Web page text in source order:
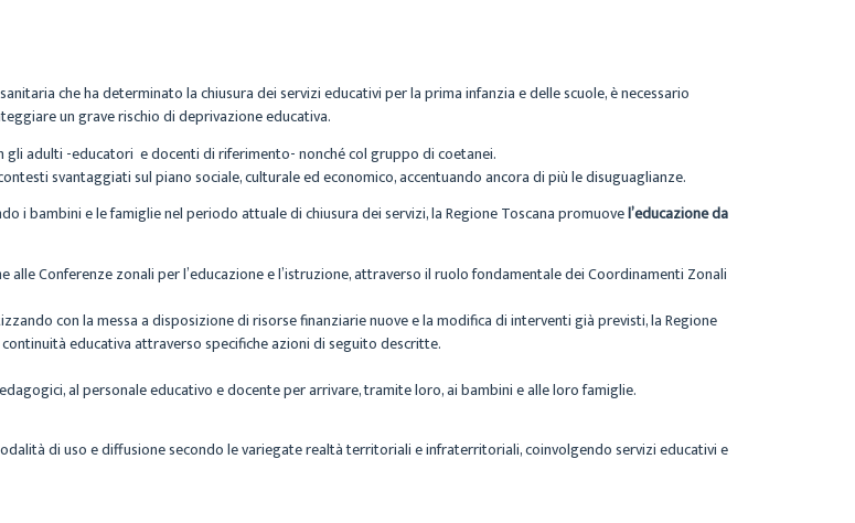
che ha determinato la chiusura dei servizi educativi per la prima infanzia e delle scuole, è necessario
un grave rischio di deprivazione educativa.
gli adulti -educatori e docenti di riferimento- nonché col gruppo di coetanei.
svantaggiati sul piano sociale, culturale ed economico, accentuando ancora di più le disuguaglianze.
i bambini e le famiglie nel periodo attuale di chiusura dei servizi, la Regione Toscana promuovel’educazione da
Conferenze zonali per l’educazione e l’istruzione, attraverso il ruolo fondamentale dei Coordinamenti Zonali
con la messa a disposizione di risorse finanziarie nuove e la modifica di interventi già previsti, la Regione
educativa attraverso specifiche azioni di seguito descritte.
al personale educativo e docente per arrivare, tramite loro, ai bambini e alle loro famiglie.
di uso e diffusione secondo le variegate realtà territoriali e infraterritoriali, coinvolgendo servizi educativi e